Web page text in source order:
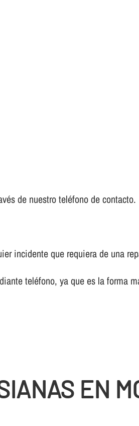
de nuestro teléfono de contacto.
incidente que requiera de una
teléfono, ya que es la forma
EN